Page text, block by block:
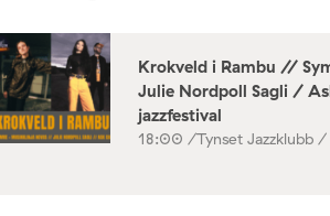
Krokveld i Rambu //
Julie Nordpoll Sagli /
jazzfestival
18:00 /Tynset Jazzklubb